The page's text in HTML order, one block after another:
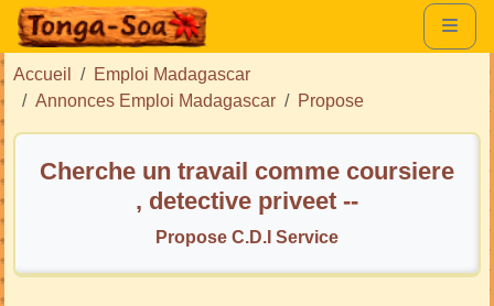
Accueil
Emploi Madagascar
Annonces Emploi Madagascar
Propose
Cherche un travail comme coursiere
, detective priveet --
Propose C.D.I Service